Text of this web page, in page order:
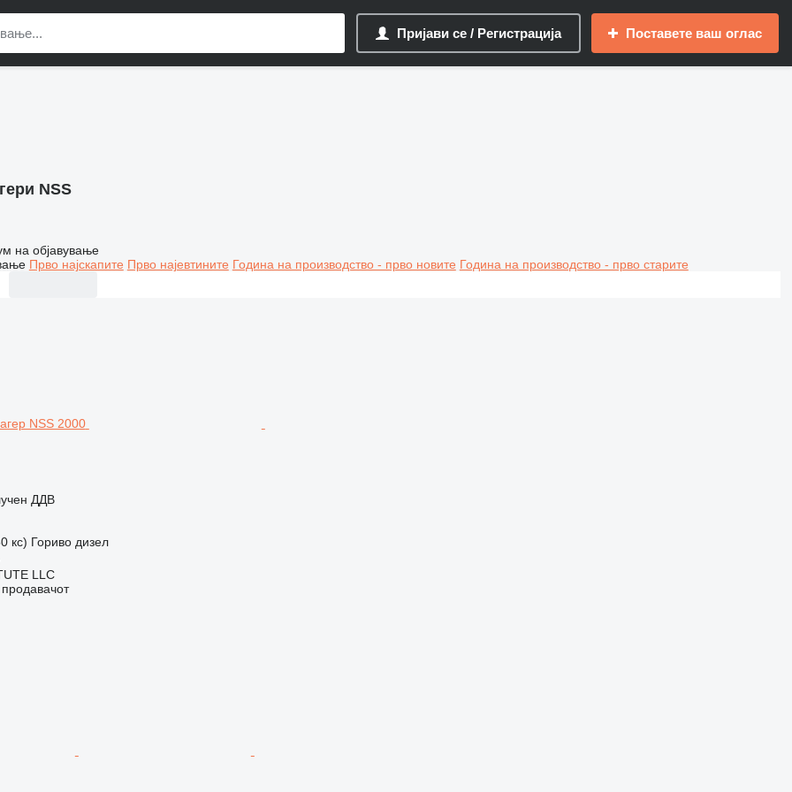
Пријави се / Регистрација Поставете ваш оглас
NSS
на објавување
Прво најскапите Прво најевтините Година на производство - прво новите Година на производство - прво старите
ДДВ
кс) Гориво дизел
LLC
продавачот